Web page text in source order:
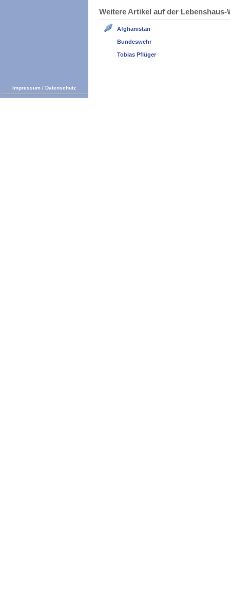
Weitere Artikel auf der
Afghanistan
Bundeswehr
Tobias Pflüger
Impressum / Datenschutz